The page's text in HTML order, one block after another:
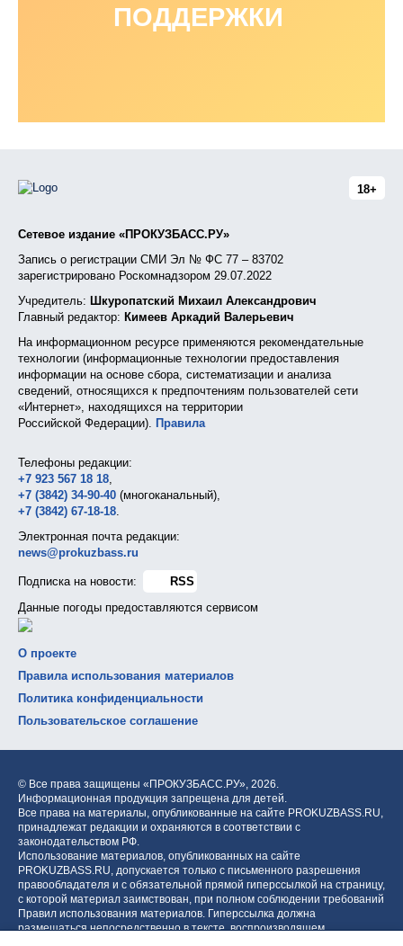
ПОДДЕРЖКИ
18+
Сетевое издание «ПРОКУЗБАСС.РУ»
Запись о регистрации СМИ Эл № ФС 77 – 83702
зарегистрировано Роскомнадзором 29.07.2022
Учредитель: Шкуропатский Михаил Александрович
Главный редактор: Кимеев Аркадий Валерьевич
На информационном ресурсе применяются рекомендательные
технологии (информационные технологии предоставления
информации на основе сбора, систематизации и анализа
сведений, относящихся к предпочтениям пользователей сети
«Интернет», находящихся на территории
Российской Федерации). Правила
Телефоны редакции:
+7 923 567 18 18,
+7 (3842) 34-90-40 (многоканальный),
+7 (3842) 67-18-18.
Электронная почта редакции:
news@prokuzbass.ru
Подписка на новости:
RSS
Данные погоды предоставляются сервисом
О проекте
Правила использования материалов
Политика конфиденциальности
Пользовательское соглашение
© Все права защищены «ПРОКУЗБАСС.РУ», 2026.
Информационная продукция запрещена для детей.
Все права на материалы, опубликованные на сайте PROKUZBASS.RU,
принадлежат редакции и охраняются в соответствии с
законодательством РФ.
Использование материалов, опубликованных на сайте
PROKUZBASS.RU, допускается только с письменного разрешения
правообладателя и с обязательной прямой гиперссылкой на страницу,
с которой материал заимствован, при полном соблюдении требований
Правил использования материалов. Гиперссылка должна
размещаться непосредственно в тексте, воспроизводящем